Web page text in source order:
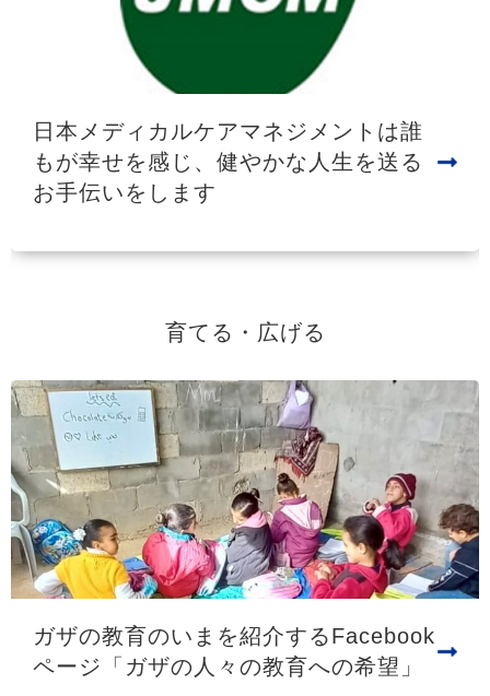
日本メディカルケアマネジメントは誰
もが幸せを感じ、健やかな人生を送る
お手伝いをします
育てる・広げる
ガザの教育のいまを紹介するFacebook
ページ「ガザの人々の教育への希望」